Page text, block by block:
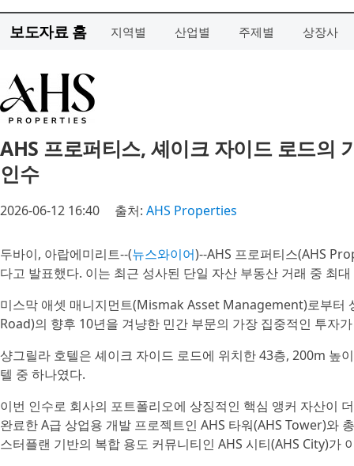
보도자료 홈 지역별 산업별 주제별 상장사
AHS 프로퍼티스, 셰이크 자이드 로드의
인수
2026-06-12 16:40 출처: AHS Properties
두바이, 아랍에미리트--(뉴스와이어)--AHS 프로퍼티스(AHS
다고 발표했다. 이는 최근 성사된 단일 자산 부동산 거래 중 최
미스막 애셋 매니지먼트(Mismak Asset Management)로부터
Road)의 향후 10년을 겨냥한 민간 부문의 가장 집중적인 투자
샹그릴라 호텔은 셰이크 자이드 로드에 위치한 43층, 200m 높
텔 중 하나였다.
이번 인수로 회사의 포트폴리오에 상징적인 핵심 앵커 자산이
완료한 A급 상업용 개발 프로젝트인 AHS 타워(AHS Tower)와
스터플랜 기반의 복합 용도 커뮤니티인 AHS 시티(AHS City)가